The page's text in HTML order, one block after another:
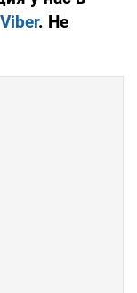
Viber. Не